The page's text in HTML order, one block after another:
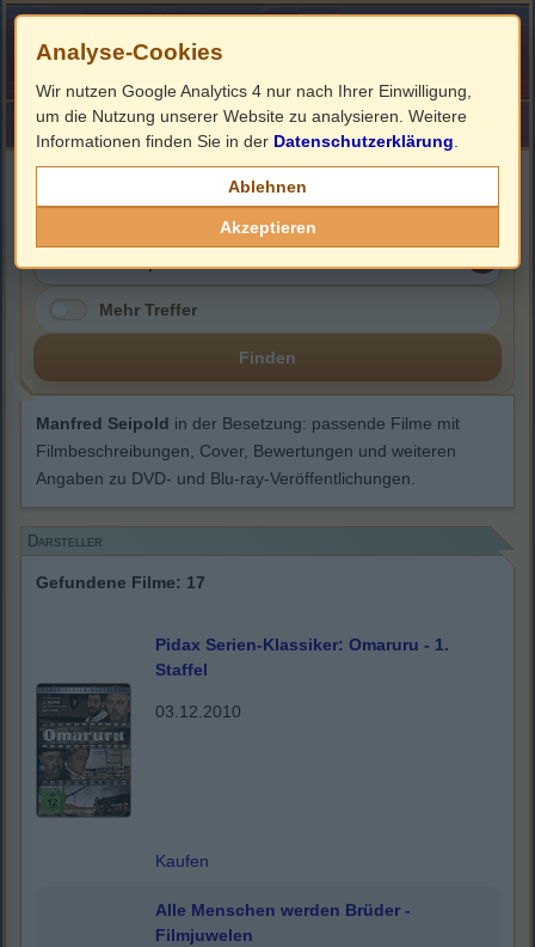
HOME ImpressumLinks
Manfred Seipold
Mehr Treffer
Finden
Manfred Seipold in der Besetzung: passende Filme mit
Filmbeschreibungen, Cover, Bewertungen und weiteren
Angaben zu DVD- und Blu-ray-Veröffentlichungen.
Darsteller
Gefundene Filme: 17
Pidax Serien-Klassiker: Omaruru - 1.
Staffel
03.12.2010
Kaufen
Alle Menschen werden Brüder -
Filmjuwelen
Analyse-Cookies
Wir nutzen Google Analytics 4 nur nach Ihrer Einwilligung,
um die Nutzung unserer Website zu analysieren. Weitere
Informationen finden Sie in der Datenschutzerklärung
Ablehnen
Akzeptieren